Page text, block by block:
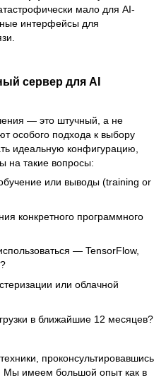
мало для AI-
интерфейсы для
сервер для AI
— это штучный, а не
особого подхода к выбору
идеальную конфигурацию,
на такие вопросы:
или выводы (training or
конкретного программного
— TensorFlow,
или облачной
в ближайшие 12 месяцев?
проконсультировавшись
Мы имеем большой опыт как в